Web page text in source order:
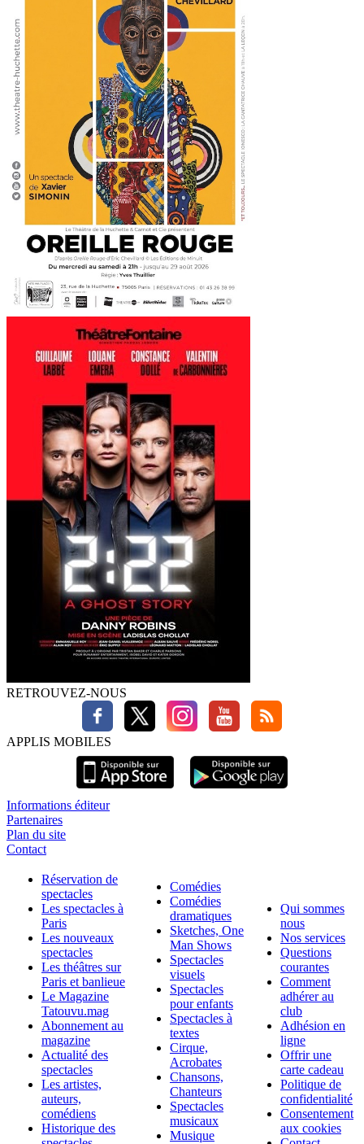
RETROUVEZ-NOUS
APPLIS MOBILES
Informations éditeur
Partenaires
Plan du site
Contact
Réservation de
spectacles
Les spectacles à
Paris
Les nouveaux
spectacles
Les théâtres sur
Paris et banlieue
Le Magazine
Tatouvu.mag
Abonnement au
magazine
Actualité des
spectacles
Les artistes,
auteurs,
comédiens
Historique des
Comédies
Comédies
dramatiques
Sketches, One
Man Shows
Spectacles
visuels
Spectacles
pour enfants
Spectacles à
textes
Cirque,
Acrobates
Chansons,
Chanteurs
Spectacles
musicaux
Musique
Qui sommes
nous
Nos services
Questions
courantes
Comment
adhérer au
club
Adhésion en
ligne
Offrir une
carte cadeau
Politique de
confidentialité
Consentement
aux cookies